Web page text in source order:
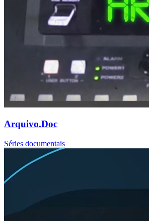
Arquivo.Doc
Séries documentais